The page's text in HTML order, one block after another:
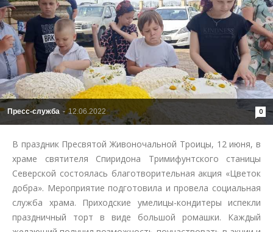
Пресс-служба - 12.06.2022 0
В праздник Пресвятой Живоночальной Троицы, 12 июня, в
храме святителя Спиридона Тримифунтского станицы
Северской состоялась благотворительная акция «Цветок
добра». Мероприятие подготовила и провела социальная
служба храма. Приходские умелицы-кондитеры испекли
праздничный торт в виде большой ромашки. Каждый